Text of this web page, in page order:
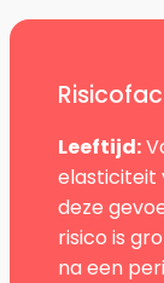
Leeftijd:
elasticiteit
deze
risico is
na een